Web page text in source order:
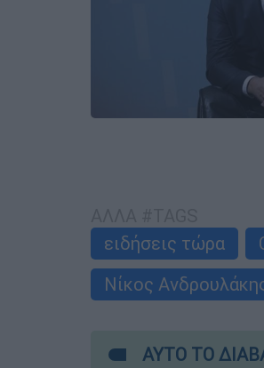
ειδήσεις τώρα
Νίκος
ΑΥΤΟ ΤΟ